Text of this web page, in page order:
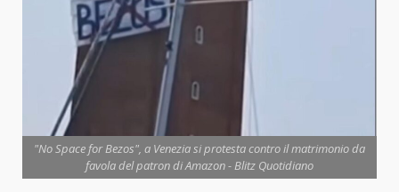
"No Space for Bezos", a Venezia si protesta contro il matrimonio da
favola del patron di Amazon - Blitz Quotidiano